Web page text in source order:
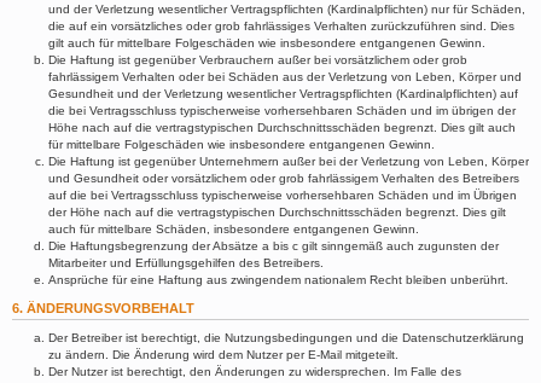
und der Verletzung wesentlicher Vertragspflichten (Kardinalpflichten) nur für Schäden,
die auf ein vorsätzliches oder grob fahrlässiges Verhalten zurückzuführen sind. Dies
gilt auch für mittelbare Folgeschäden wie insbesondere entgangenen Gewinn.
Die Haftung ist gegenüber Verbrauchern außer bei vorsätzlichem oder grob
fahrlässigem Verhalten oder bei Schäden aus der Verletzung von Leben, Körper und
Gesundheit und der Verletzung wesentlicher Vertragspflichten (Kardinalpflichten) auf
die bei Vertragsschluss typischerweise vorhersehbaren Schäden und im übrigen der
Höhe nach auf die vertragstypischen Durchschnittsschäden begrenzt. Dies gilt auch
für mittelbare Folgeschäden wie insbesondere entgangenen Gewinn.
Die Haftung ist gegenüber Unternehmern außer bei der Verletzung von Leben, Körper
und Gesundheit oder vorsätzlichem oder grob fahrlässigem Verhalten des Betreibers
auf die bei Vertragsschluss typischerweise vorhersehbaren Schäden und im Übrigen
der Höhe nach auf die vertragstypischen Durchschnittsschäden begrenzt. Dies gilt
auch für mittelbare Schäden, insbesondere entgangenen Gewinn.
Die Haftungsbegrenzung der Absätze a bis c gilt sinngemäß auch zugunsten der
Mitarbeiter und Erfüllungsgehilfen des Betreibers.
Ansprüche für eine Haftung aus zwingendem nationalem Recht bleiben unberührt.
6. ÄNDERUNGSVORBEHALT
Der Betreiber ist berechtigt, die Nutzungsbedingungen und die Datenschutzerklärung
zu ändern. Die Änderung wird dem Nutzer per E-Mail mitgeteilt.
Der Nutzer ist berechtigt, den Änderungen zu widersprechen. Im Falle des